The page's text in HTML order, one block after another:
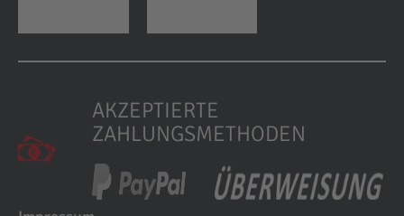
AKZEPTIERTE
ZAHLUNGSMETHODEN